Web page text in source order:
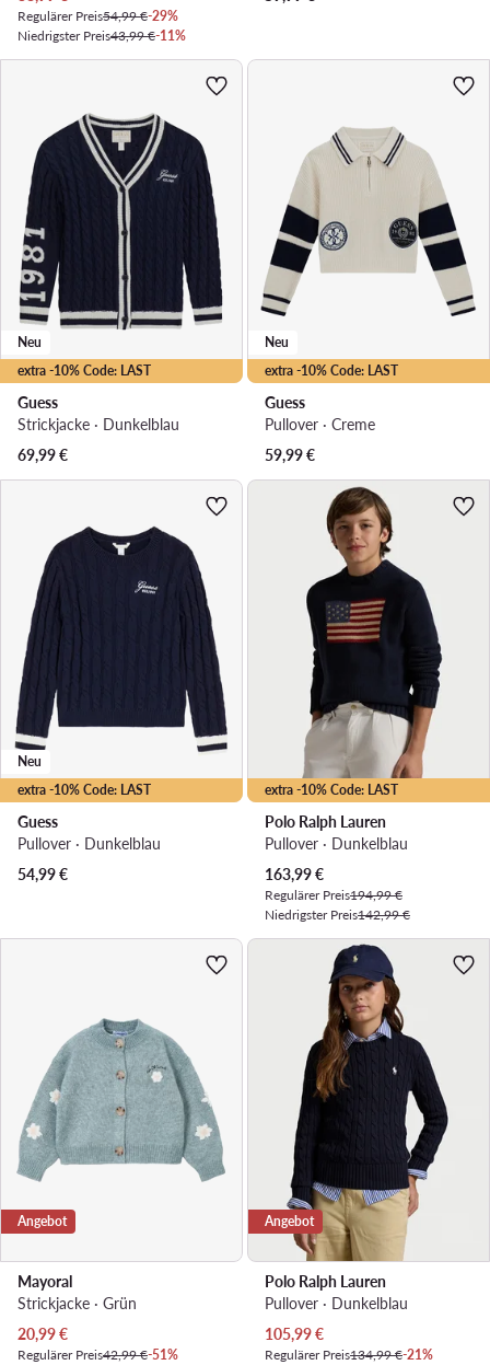
Regulärer Preis54,99 €-29%
Niedrigster Preis43,99 €-11%
extra -10% Code: LAST
Neu
Guess
Strickjacke · Dunkelblau
69,99€
extra -10% Code: LAST
Neu
Guess
Pullover · Creme
59,99€
extra -10% Code: LAST
Neu
Guess
Pullover · Dunkelblau
54,99€
extra -10% Code: LAST
Polo Ralph Lauren
Pullover · Dunkelblau
Aktueller Preis
163,99€
Regulärer Preis194,99 €
Niedrigster Preis142,99 €
Angebot
Mayoral
Strickjacke · Grün
Aktueller Preis
20,99€
Regulärer Preis42,99 €-51%
Angebot
Polo Ralph Lauren
Pullover · Dunkelblau
Aktueller Preis
105,99€
Regulärer Preis134,99 €-21%